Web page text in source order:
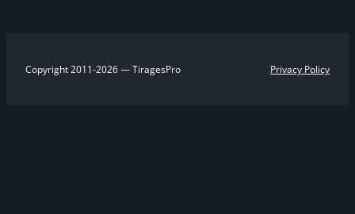
Copyright 2011-2026 — TiragesPro Privacy Policy